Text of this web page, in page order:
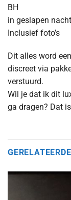
BH
in geslapen
Inclusief foto’s
Dit alles word
discreet via
verstuurd.
Wil je dat ik dit
ga dragen? Dat